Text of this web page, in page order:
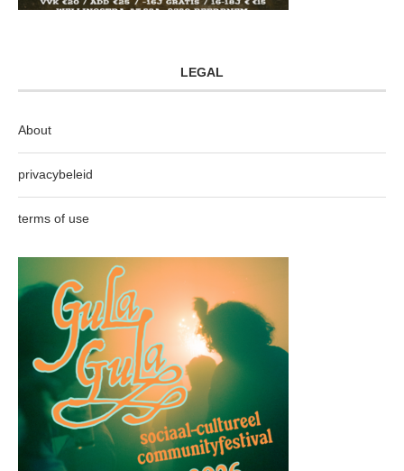
LEGAL
About
privacybeleid
terms of use